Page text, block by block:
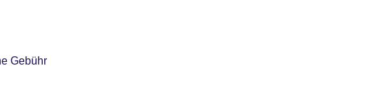
Gebühr